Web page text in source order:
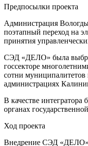
Предпосылки проекта
Администрация Вологды
поэтапный переход на
принятия
СЭД «ДЕЛО» была
госсекторе
сотни муниципалитетов
администрациях
В качестве
органах
Ход проекта
Внедрение СЭД «ДЕЛО»